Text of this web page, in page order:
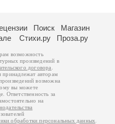
Поиск
Магазин
Стихи.ру Проза.ру
возможность
произведений в
договора
принадлежат авторам
возможна
вы можете
Ответственность за
на
обработки персональных данных